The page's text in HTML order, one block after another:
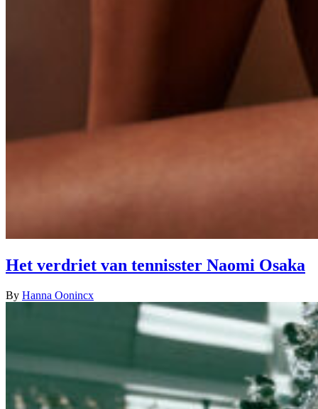
Het verdriet van tennisster Naomi Osaka
By Hanna Oonincx